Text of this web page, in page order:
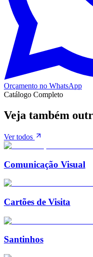
Orçamento no WhatsApp
Catálogo Completo
Veja também
Ver todos
Comunicação Visual
Cartões de Visita
Santinhos